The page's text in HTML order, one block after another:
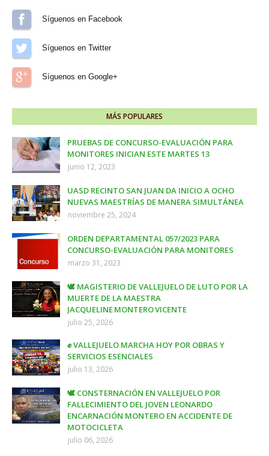
Síguenos en Facebook
Síguenos en Twitter
Síguenos en Google+
MÁS POPULARES
PRUEBAS DE CONCURSO-EVALUACIÓN PARA
MONITORES INICIAN ESTE MARTES 13
junio 12, 2023
UASD RECINTO SAN JUAN DA INICIO A OCHO
NUEVAS MAESTRÍAS DE MANERA SIMULTÁNEA
noviembre 25, 2024
ORDEN DEPARTAMENTAL 057/2023 PARA
CONCURSO-EVALUACIÓN PARA MONITORES
marzo 31, 2023
🕊️ MAGISTERIO DE VALLEJUELO DE LUTO POR LA
MUERTE DE LA MAESTRA
JACQUELINE MONTERO VICENTE
julio 25, 2026
✊ VALLEJUELO MARCHA HOY POR OBRAS Y
SERVICIOS ESENCIALES
julio 13, 2026
🕊️ CONSTERNACIÓN EN VALLEJUELO POR
FALLECIMIENTO DEL JOVEN LEONARDO
ENCARNACIÓN MONTERO EN ACCIDENTE DE
MOTOCICLETA
julio 06, 2026